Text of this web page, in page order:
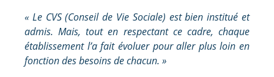
« Le CVS (Conseil de Vie Sociale) est bien institué et
admis. Mais, tout en respectant ce cadre, chaque
établissement l’a fait évoluer pour aller plus loin en
fonction des besoins de chacun. »